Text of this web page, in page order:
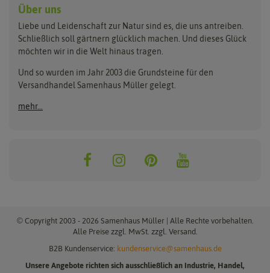
Anzuchtschalen
Beleuchtung
Erdbeertürme
Folien, Vliese und Netze
Gartengeräte
Nützlinge & Nisthilfen
Keimsprossen
Saatgut für Werbezwecke
Samen-Sets
Gemüsesamen
Exotische Samen
Rasensamen
Pflanzgut
Pflanzschalotten
Benary
Buzzy Seeds
Clever Pots
Dürr-Samen
FLORTUS
Greenline
Grüne Oase
ReNatura Vogelwelt
Über uns
Liebe und Leidenschaft zur Natur sind es, die uns antreiben.
Schließlich soll gärtnern glücklich machen. Und dieses Glück
möchten wir in die Welt hinaus tragen.
Und so wurden im Jahr 2003 die Grundsteine für den
Versandhandel Samenhaus Müller gelegt.
mehr...
© Copyright 2003 - 2026 Samenhaus Müller | Alle Rechte vorbehalten.
Alle Preise zzgl. MwSt. zzgl. Versand.
B2B Kundenservice: kundenservice@samenhaus.de
Unsere Angebote richten sich ausschließlich an Industrie, Handel,